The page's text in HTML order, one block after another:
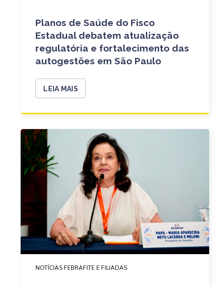
Planos de Saúde do Fisco
Estadual debatem atualização
regulatória e fortalecimento das
autogestões em São Paulo
LEIA MAIS
NOTÍCIAS FEBRAFITE E FILIADAS